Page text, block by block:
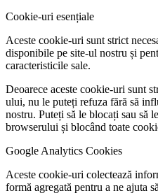
Cookie-uri esențiale
Aceste cookie-uri sunt strict
disponibile pe site-ul nostru și
caracteristicile sale.
Deoarece aceste cookie-uri sunt
ului, nu le puteți refuza fără să
nostru. Puteți să le blocați sau să
browserului și blocând toate
Google Analytics Cookies
Aceste cookie-uri colectează
formă agregată pentru a ne ajuta